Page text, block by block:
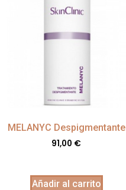
MELANYC Despigmentante
91,00 €
Añadir al carrito